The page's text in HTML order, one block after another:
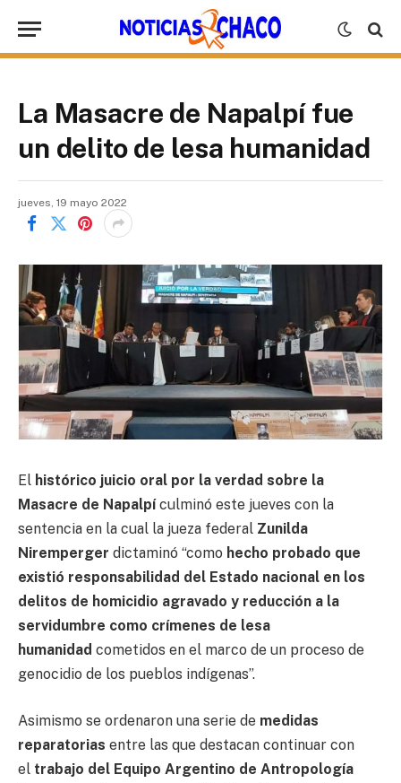
La Masacre de Napalpí fue
un delito de lesa humanidad
jueves, 19 mayo 2022
El histórico juicio oral por la verdad sobre la
Masacre de Napalpículminó este jueves con la
sentencia en la cual la jueza federal Zunilda
Niremperger dictaminó “como hecho probado que
existió responsabilidad del Estado nacional en los
delitos de homicidio agravado y reducción a la
servidumbre como crímenes de lesa
humanidad cometidos en el marco de un proceso de
genocidio de los pueblos indígenas”.
Asimismo se ordenaron una serie de medidas
reparatorias entre las que destacan continuar con
el trabajo del Equipo Argentino de Antropología